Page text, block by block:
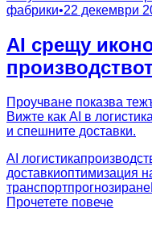
фабрики•22 декември
AI срещу
Проучване показва
Вижте как AI в
и спешните доставки.
AI логистика
доставкиоптимизация
транспортпрогнозиране
Прочетете повече